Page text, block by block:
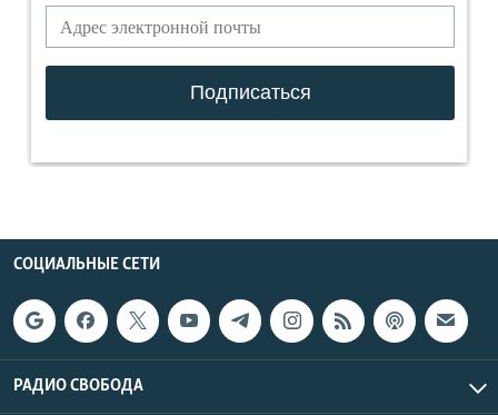
СОЦИАЛЬНЫЕ СЕТИ
РАДИО СВОБОДА